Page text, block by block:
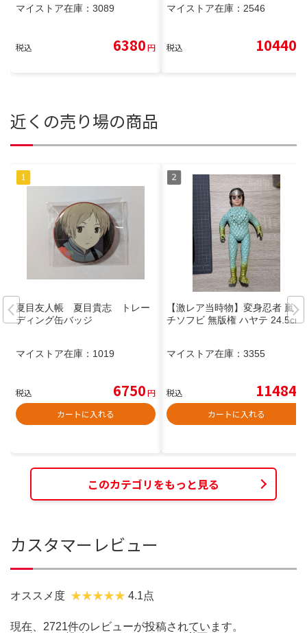
マイストア在庫： 3089
税込 6380円
マイストア在庫： 2546
税込 10440
近くの売り場の商品
夏目友人帳 夏目貴志 トレー
ディング缶バッジ
マイストア在庫： 1019
税込 6750円
カートに入れる
【激レア当時物】変身忍者 嵐 パ
チソフビ 無版権 ハヤテ 24.5cm
マイストア在庫： 3355
税込 11484
カートに入れる
このカテゴリをもっと見る
カスタマーレビュー
オススメ度 4.1点
現在、2721件のレビューが投稿されています。